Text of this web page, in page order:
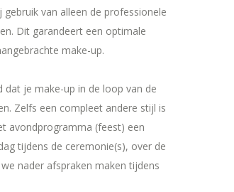
van alleen de professionele
Dit garandeert een optimale
make-up.
dat je make-up in de loop van de
Zelfs een compleet andere stijl is
avondprogramma (feest) een
tijdens de ceremonie(s), over de
nader afspraken maken tijdens